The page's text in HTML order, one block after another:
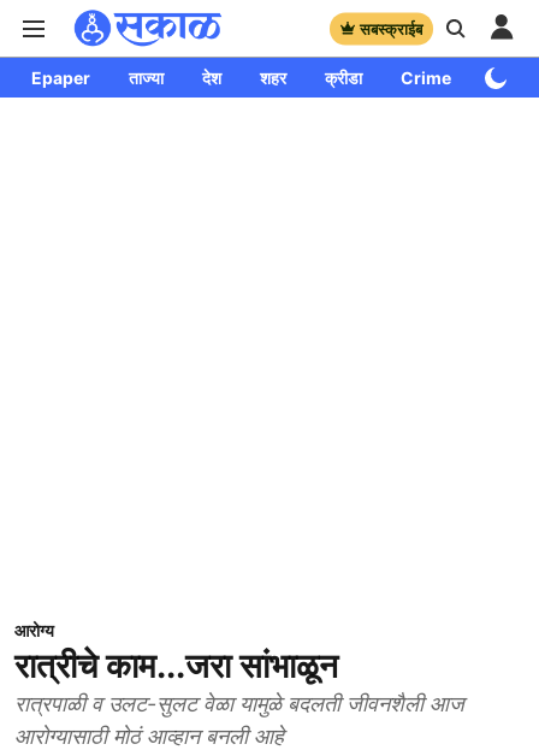
सबस्क्राईब
Epaper ताज्या देश शहर क्रीडा Crime
आरोग्य
रात्रीचे काम...जरा सांभाळून
रात्रपाळी व उलट-सुलट वेळा यामुळे बदलती जीवनशैली आज
आरोग्यासाठी मोठं आव्हान बनली आहे